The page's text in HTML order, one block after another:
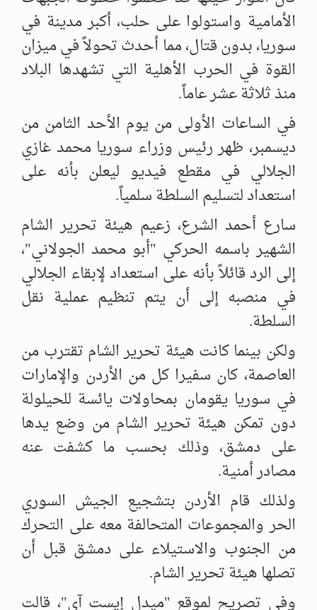
الأمامية واستولوا على حلب، أكبر ‏مدينة في
سوريا، بدون قتال، مما أحدث تحولاً في ميزان
القوة في الحرب ‏الأهلية التي تشهدها البلاد
منذ ثلاثة عشر عاماً. ‏
في الساعات الأولى من يوم الأحد الثامن من
ديسمبر، ظهر رئيس وزراء ‏سوريا محمد غازي
الجلالي في مقطع فيديو ليعلن بأنه على
استعداد لتسليم ‏السلطة سلمياً. ‏
سارع أحمد الشرع، زعيم هيئة تحرير الشام
الشهير باسمه الحركي "أبو محمد ‏الجولاني"،
إلى الرد قائلاً بأنه على استعداد لإبقاء الجلالي
في منصبه إلى أن يتم ‏تنظيم عملية نقل
السلطة. ‏
ولكن بينما كانت هيئة تحرير الشام تقترب من
العاصمة، كان سفيرا كل من ‏الأردن والإمارات
في سوريا يقومان بمحاولات يائسة للحيلولة
دون تمكن هيئة ‏تحرير الشام من وضع يدها
على دمشق، وذلك بحسب ما كشفت عنه
مصادر ‏أمنية. ‏
ولذلك قام الأردن بتشجيع الجيش السوري
الحر والمجموعات المتحالفة معه ‏على التحرك
من الجنوب والاستيلاء على دمشق قبل أن
تصلها هيئة تحرير ‏الشام. ‏
وفي تصريح لموقع "ميدل إيست آي"، قالت